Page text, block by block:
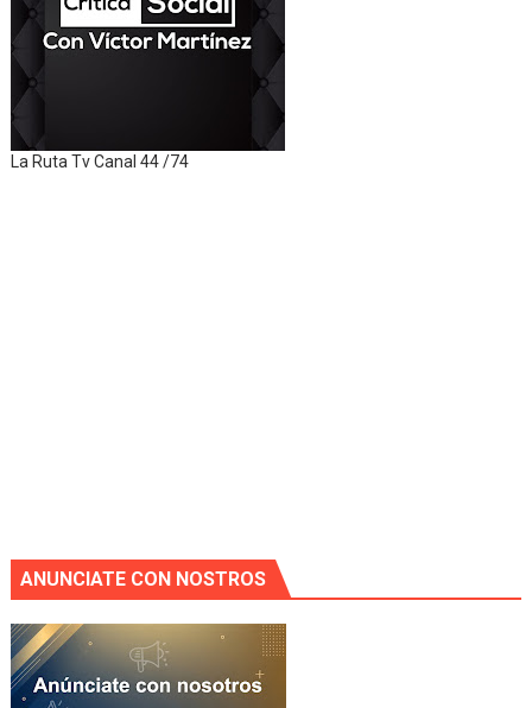
La Ruta Tv Canal 44 /74
ANUNCIATE CON NOSTROS